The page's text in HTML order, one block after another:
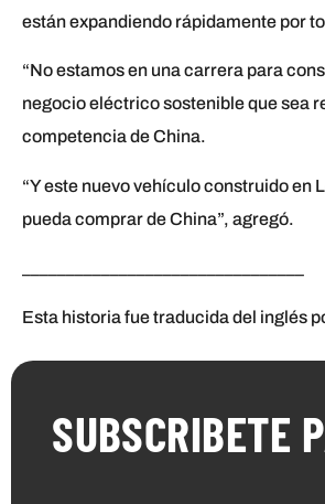
están expandiendo rápidamente por
“No estamos en una carrera para
negocio eléctrico sostenible que sea
competencia de China.
“Y este nuevo vehículo construido en
pueda comprar de China”, agregó.
Esta historia fue traducida del inglés
SUBSCRIBETE